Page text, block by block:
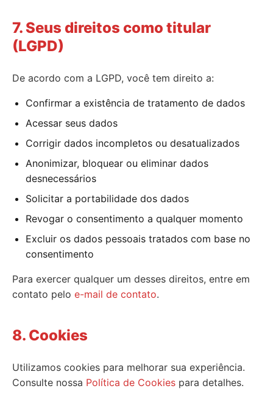
7. Seus direitos como titular
(LGPD)
De acordo com a LGPD, você tem direito a:
Confirmar a existência de tratamento de dados
Acessar seus dados
Corrigir dados incompletos ou desatualizados
Anonimizar, bloquear ou eliminar dados
desnecessários
Solicitar a portabilidade dos dados
Revogar o consentimento a qualquer momento
Excluir os dados pessoais tratados com base no
consentimento
Para exercer qualquer um desses direitos, entre em
contato pelo e-mail de contato.
8. Cookies
Utilizamos cookies para melhorar sua experiência.
Consulte nossa Política de Cookies para detalhes.